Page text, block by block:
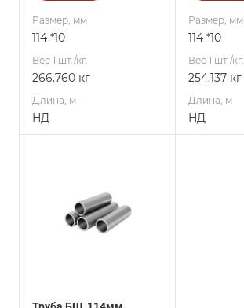
Размер, мм
114 *10
Вес 1 шт./кг.
266.760 кг
Длина, м
НД
Размер, мм
114 *10
Вес 1 шт./кг.
254.137 кг
Длина, м
НД